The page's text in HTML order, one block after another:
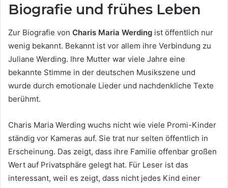
Biografie und frühes Leben
Zur Biografie von Charis Maria Werding ist öffentlich nur
wenig bekannt. Bekannt ist vor allem ihre Verbindung zu
Juliane Werding. Ihre Mutter war viele Jahre eine
bekannte Stimme in der deutschen Musikszene und
wurde durch emotionale Lieder und nachdenkliche Texte
berühmt.
Charis Maria Werding wuchs nicht wie viele Promi-Kinder
ständig vor Kameras auf. Sie trat nur selten öffentlich in
Erscheinung. Das zeigt, dass ihre Familie offenbar großen
Wert auf Privatsphäre gelegt hat. Für Leser ist das
interessant, weil es zeigt, dass nicht jedes Kind einer